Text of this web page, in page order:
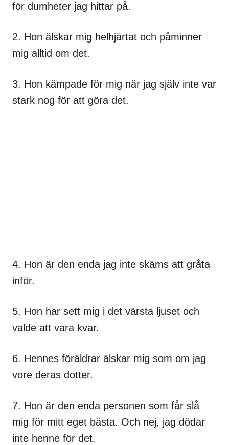
för dumheter jag hittar på.
2. Hon älskar mig helhjärtat och påminner
mig alltid om det.
3. Hon kämpade för mig när jag själv inte var
stark nog för att göra det.
4. Hon är den enda jag inte skäms att gråta
inför.
5. Hon har sett mig i det värsta ljuset och
valde att vara kvar.
6. Hennes föräldrar älskar mig som om jag
vore deras dotter.
7. Hon är den enda personen som får slå
mig för mitt eget bästa. Och nej, jag dödar
inte henne för det.